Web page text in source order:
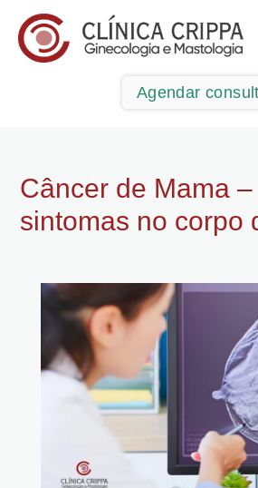
Agendar
Câncer de Mama
sintomas no corpo